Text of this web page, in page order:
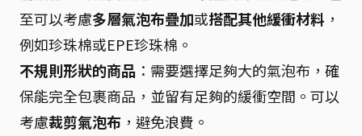
至可以考慮多層氣泡布疊加或搭配其他緩衝材料 ，
例如珍珠棉或EPE珍珠棉。
不規則形狀的商品 ：需要選擇足夠大的氣泡布，確
保能完全包裹商品，並留有足夠的緩衝空間。可以
考慮裁剪氣泡布 ，避免浪費。